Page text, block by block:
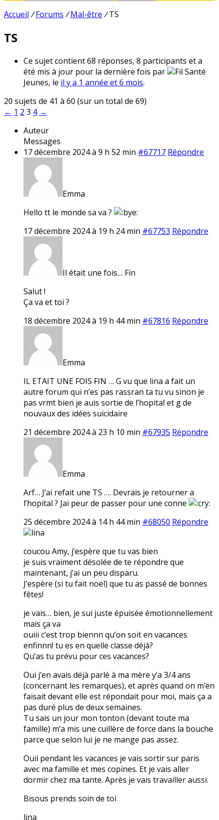
Accueil / Forums / Mal-être / TS
TS
Ce sujet contient 68 réponses, 8 participants et a
été mis à jour pour la dernière fois par
Fil Santé
Jeunes, le il y a 1 année et 6 mois.
20 sujets de 41 à 60 (sur un total de 69)
← 1 2 3 4 →
Auteur
Messages
17 décembre 2024 à 9 h 52 min #67717 Répondre
Emma
Hello tt le monde sa va ?
17 décembre 2024 à 19 h 24 min #67753 Répondre
Il était une fois… Fin
Salut !
Ça va et toi ?
18 décembre 2024 à 19 h 44 min #67816 Répondre
Emma
IL ETAIT UNE FOIS FIN … G vu que lina a fait un
autre forum qui n’es pas rassran ta tu vu sinon je
pas vrmt bien je auis sortie de l’hopital et g de
nouvaux des idées suicidaire
21 décembre 2024 à 23 h 10 min #67935 Répondre
Emma
Arf… J’ai refait une TS …. Devrais je retourner a
l’hopital ? Jai peur de passer pour une conne
25 décembre 2024 à 14 h 44 min #68050 Répondre
lina
coucou Amy, j’espère que tu vas bien
je suis vraiment désolée de te répondre que
maintenant, j’ai un peu disparu.
J’espère (si tu fait noël) que tu as passé de bonnes
fêtes!
je vais… bien, je sui juste épuisée émotionnellement
mais ça va
ouiii c’est trop biennn qu’on soit en vacances
enfinnn! tu es en quelle classe déjà?
Qu’as tu prévu pour ces vacances?
Oui j’en avais déjà parlé à ma mère y’a 3/4 ans
(concernant les remarques), et après quand on m’en
faisait devant elle est répondait pour moi, mais ça a
pas duré plus de deux semaines.
Tu sais un jour mon tonton (devant toute ma
famille) m’a mis une cuillère de force dans la bouche
parce que selon lui je ne mange pas assez.
Ouii pendant les vacances je vais sortir sur paris
avec ma famille et mes copines. Et je vais aller
dormir chez ma tante. Après je vais travailler aussi.
Bisous prends soin de toi
lina